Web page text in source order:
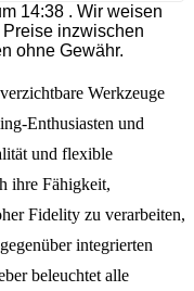
14:38 . Wir weisen
inzwischen
ohne Gewähr.
Werkzeuge
Enthusiasten und
und flexible
ihre Fähigkeit,
Fidelity zu verarbeiten,
integrierten
beleuchtet alle